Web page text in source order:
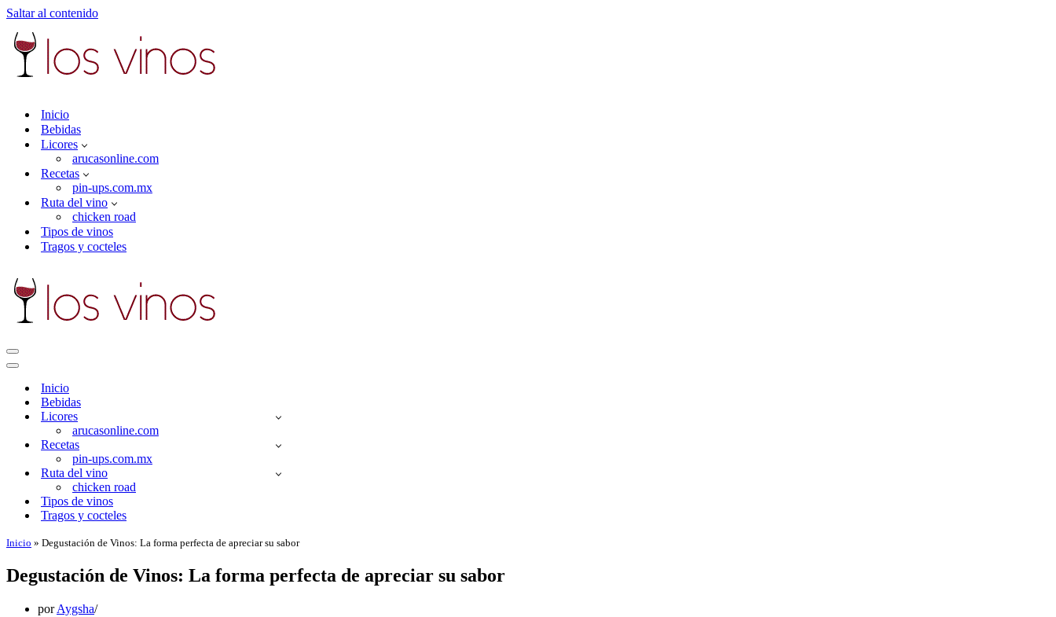
Saltar al contenido
Inicio
Bebidas
Licores
arucasonline.com
Recetas
pin-ups.com.mx
Ruta del vino
chicken road
Tipos de vinos
Tragos y cocteles
Menú
de
Menú
navegación
Inicio
Bebidas
Licores
arucasonline.com
Recetas
pin-ups.com.mx
Ruta del vino
chicken road
Tipos de vinos
Tragos y cocteles
Inicio » Degustación de Vinos: La forma perfecta de apreciar su sabor
Degustación de Vinos: La forma perfecta de apreciar su sabor
porAygsha